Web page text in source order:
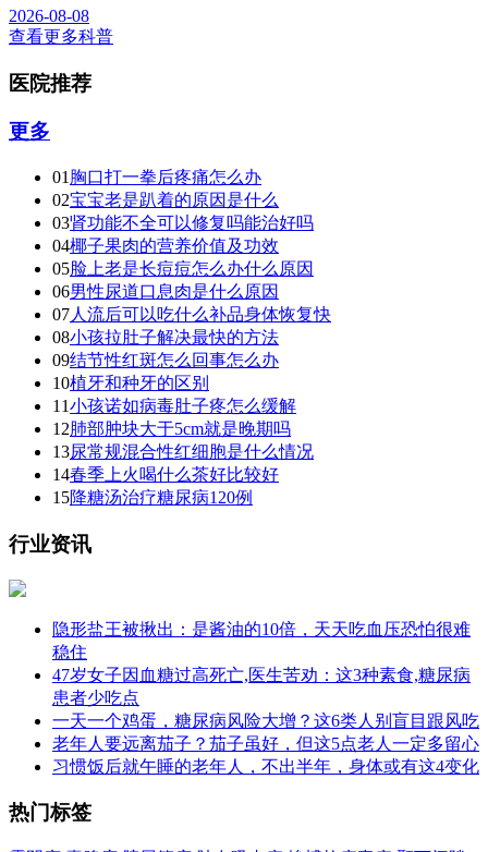
2026-08-08
查看更多科普
医院推荐
更多
01 胸口打一拳后疼痛怎么办
02宝宝老是趴着的原因是什么
03肾功能不全可以修复吗能治好吗
04椰子果肉的营养价值及功效
05脸上老是长痘痘怎么办什么原因
06男性尿道口息肉是什么原因
07人流后可以吃什么补品身体恢复快
08小孩拉肚子解决最快的方法
09结节性红斑怎么回事怎么办
10植牙和种牙的区别
11小孩诺如病毒肚子疼怎么缓解
12肺部肿块大于5cm就是晚期吗
13尿常规混合性红细胞是什么情况
14春季上火喝什么茶好比较好
15降糖汤治疗糖尿病120例
行业资讯
隐形盐王被揪出：是酱油的10倍，天天吃血压恐怕很难
稳住
47岁女子因血糖过高死亡,医生苦劝：这3种素食,糖尿病
患者少吃点
一天一个鸡蛋，糖尿病风险大增？这6类人别盲目跟风吃
老年人要远离茄子？茄子虽好，但这5点老人一定多留心
习惯饭后就午睡的老年人，不出半年，身体或有这4变化
热门标签